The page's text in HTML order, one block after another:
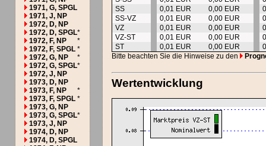
1971, G, SPGL
1971, J, NP
1972, D, NP
1972, D, SPGL*
1972, F, NP
*
1972, F, SPGL *
1972, G, NP
*
1972, G, SPGL*
1972, J, NP
1973, D, NP
1973, F, NP
*
1973, F, SPGL *
1973, G, NP
1973, G, SPGL*
1973, J, NP
1974, D, NP
1974, D, SPGL
SS
0,01 EUR 0,00 EUR
SS-VZ
0,01 EUR 0,00 EUR
VZ
0,01 EUR 0,00 EUR
VZ-ST
0,01 EUR 0,00 EUR
ST
0,01 EUR 0,00 EUR
Bitte beachten Sie die Hinweise zu den
Wertentwicklung